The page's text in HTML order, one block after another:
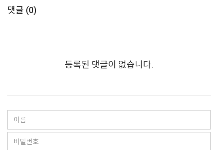
댓글 (0)
등록된 댓글이 없습니다.